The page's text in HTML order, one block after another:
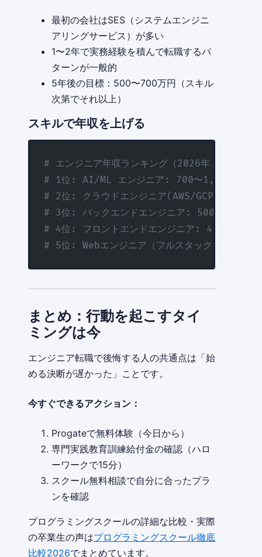
最初の会社はSES（システムエンジニ
アリングサービス）が多い
1〜2年で実務経験を積んで転職するパ
ターンが一般的
5年後の目標：500〜700万円（スキル
次第でそれ以上）
スキルで年収を上げる
# エンジニア年収ランキング（2026年 技術スタ
# 1位: AI/ML エンジニア: 700〜1,200万
# 2位: クラウドエンジニア(AWS/GCP): 600〜
# 3位: バックエンドエンジニア: 500〜800万
# 4位: フロントエンドエンジニア: 450〜700万
# 5位: Webエンジニア（フルスタック）: 400
まとめ：行動を起こすタイ
ミングは今
エンジニア転職で後悔する人の共通点は「始
める決断が遅かった」ことです。
今すぐできるアクション：
Progateで無料体験（今日から）
専門実践教育訓練給付金の確認（ハロ
ーワークで15分）
スクール無料相談で自分に合ったプラ
ンを確認
プログラミングスクールの詳細な比較・実際
の卒業生の声はプログラミングスクール徹底
比較2026でまとめています。